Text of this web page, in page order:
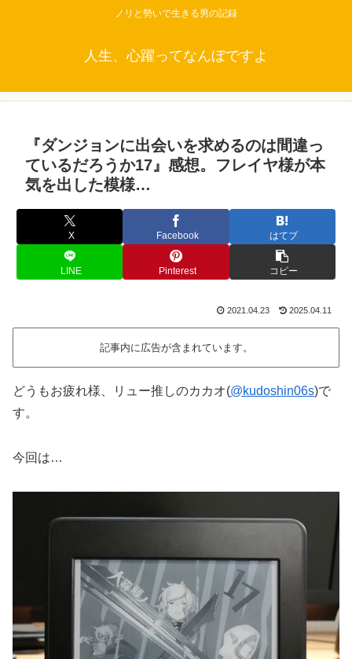
ノリと勢いで生きる男の記録
人生、心躍ってなんぼですよ
『ダンジョンに出会いを求めるのは間違っ
ているだろうか17』感想。フレイヤ様が本
気を出した模様…
X Facebook はてブ
LINE Pinterest コピー
2021.04.23 2025.04.11
記事内に広告が含まれています。
どうもお疲れ様、リュー推しのカカオ(@kudoshin06s)で
す。
今回は…